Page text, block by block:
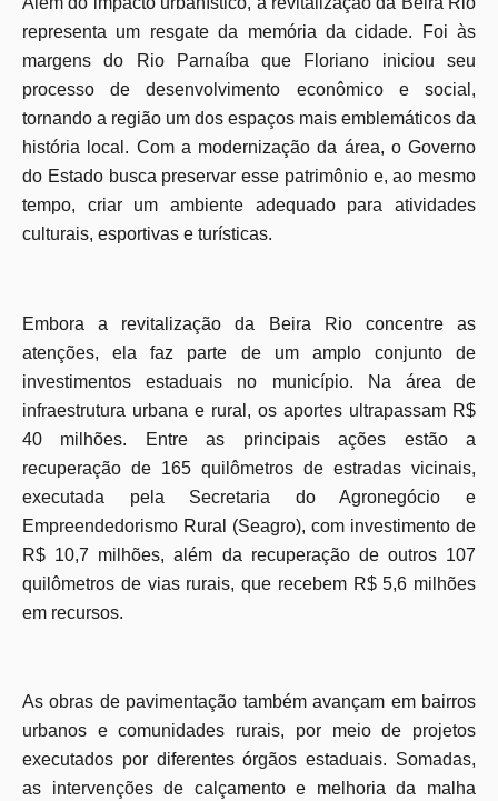
representa um resgate da memória da cidade. Foi às
margens do Rio Parnaíba que Floriano iniciou seu
processo de desenvolvimento econômico e social,
tornando a região um dos espaços mais emblemáticos da
história local. Com a modernização da área, o Governo
do Estado busca preservar esse patrimônio e, ao mesmo
tempo, criar um ambiente adequado para atividades
culturais, esportivas e turísticas.
Embora a revitalização da Beira Rio concentre as
atenções, ela faz parte de um amplo conjunto de
investimentos estaduais no município. Na área de
infraestrutura urbana e rural, os aportes ultrapassam R$
40 milhões. Entre as principais ações estão a
recuperação de 165 quilômetros de estradas vicinais,
executada pela Secretaria do Agronegócio e
Empreendedorismo Rural (Seagro), com investimento de
R$ 10,7 milhões, além da recuperação de outros 107
quilômetros de vias rurais, que recebem R$ 5,6 milhões
em recursos.
As obras de pavimentação também avançam em bairros
urbanos e comunidades rurais, por meio de projetos
executados por diferentes órgãos estaduais. Somadas,
as intervenções de calçamento e melhoria da malha